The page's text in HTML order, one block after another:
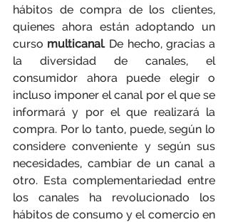
hábitos de compra de los clientes,
quienes ahora están adoptando un
curso multicanal. De hecho, gracias a
la diversidad de canales, el
consumidor ahora puede elegir o
incluso imponer el canal por el que se
informará y por el que realizará la
compra. Por lo tanto, puede, según lo
considere conveniente y según sus
necesidades, cambiar de un canal a
otro. Esta complementariedad entre
los canales ha revolucionado los
hábitos de consumo y el comercio en